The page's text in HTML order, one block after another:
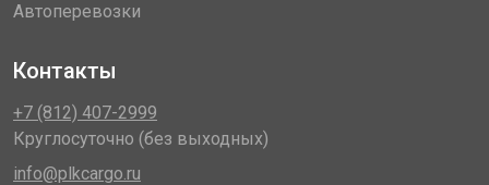
Автоперевозки
Контакты
+7 (812) 407-2999
Круглосуточно (без выходных)
info@plkcargo.ru